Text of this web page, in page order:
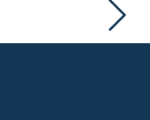
o‘tdi